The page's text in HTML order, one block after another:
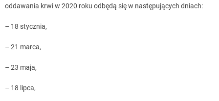
oddawania krwi w 2020 roku odbędą się w następujących dniach:
– 18 stycznia,
– 21 marca,
– 23 maja,
– 18 lipca,